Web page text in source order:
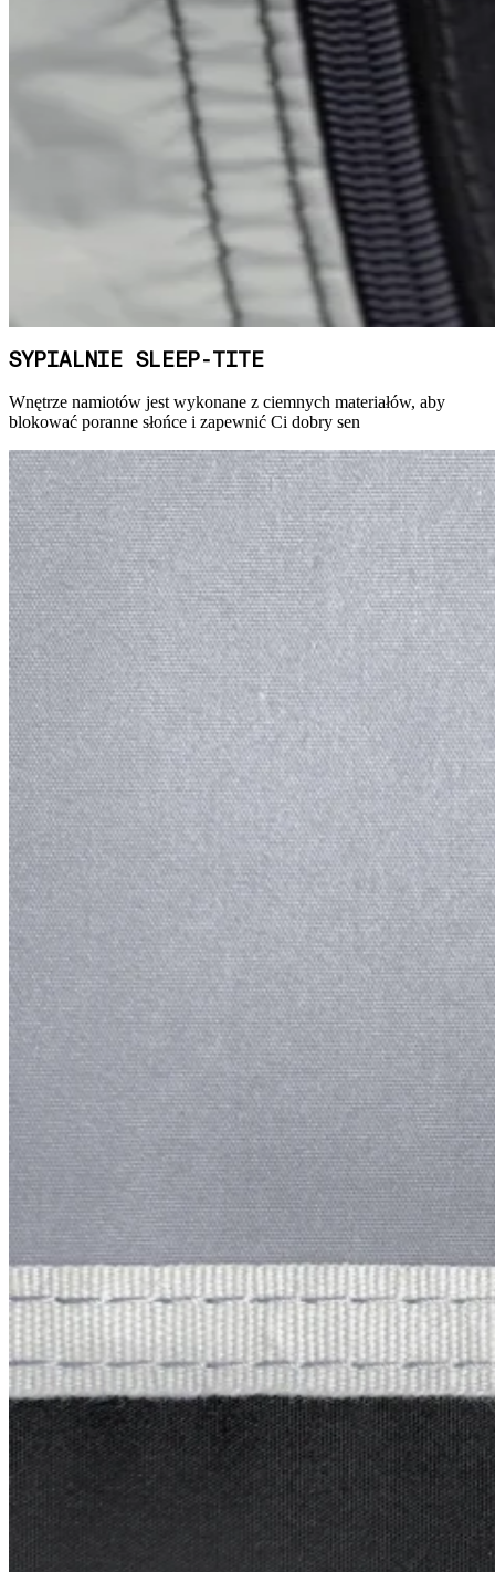
SYPIALNIE SLEEP-TITE
Wnętrze namiotów jest wykonane z ciemnych materiałów, aby
blokować poranne słońce i zapewnić Ci dobry sen